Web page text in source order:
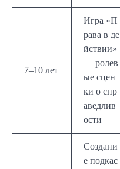
7–10 лет
Игра «П
рава в де
йствии»
— ролев
ые сцен
ки о спр
аведлив
ости
Создани
е подкас